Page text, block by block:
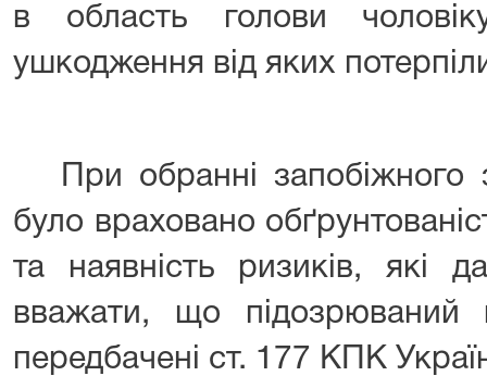
в область голови
ушкодження від яких
⠀⠀При обранні запобіжного
було враховано
та наявність ризиків, які
вважати, що підозрюваний
передбачені ст. 177 КПК